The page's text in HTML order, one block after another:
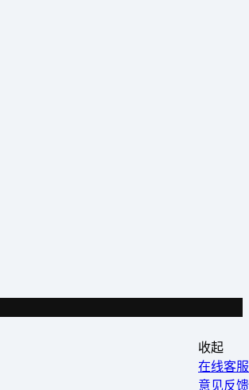
收起
在线客服
意见反馈